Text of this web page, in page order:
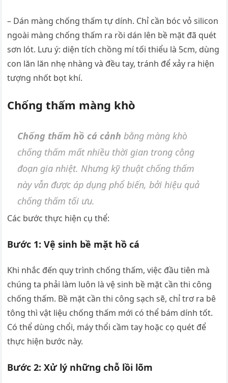
– Dán màng chống thấm tự dính. Chỉ cần bóc vỏ silicon
ngoài màng chống thấm ra rồi dán lên bề mặt đã quét
sơn lót. Lưu ý: diện tích chồng mí tối thiểu là 5cm, dùng
con lăn lăn nhẹ nhàng và đều tay, tránh để xảy ra hiện
tượng nhốt bọt khí.
Chống thấm màng khò
Chống thấm hồ cá cảnh bằng màng khò
chống thấm mất nhiều thời gian trong công
đoạn gia nhiệt. Nhưng kỹ thuật chống thấm
này vẫn được áp dụng phổ biến, bởi hiệu quả
chống thấm tối ưu.
Các bước thực hiện cụ thể:
Bước 1: Vệ sinh bề mặt hồ cá
Khi nhắc đến quy trình chống thấm, việc đầu tiên mà
chúng ta phải làm luôn là vệ sinh bề mặt cần thi công
chống thấm. Bề mặt cần thi công sạch sẽ, chỉ trơ ra bê
tông thì vật liệu chống thấm mới có thể bám dính tốt.
Có thể dùng chổi, máy thổi cầm tay hoặc cọ quét để
thực hiện bước này.
Bước 2: Xử lý những chỗ lồi lõm